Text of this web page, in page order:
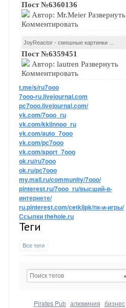
Пост №6360136
Автор: Mr.Meier Развернуть
Комментировать
JoyReactor - смешные картинки ...
Пост №6359451
Автор: lautren Развернуть
Комментировать
t.me/s/ru7ooo
7ooo-ru.livejournal.com
pc7ooo.livejournal.com/
vk.com/7ooo_ru
vk.com/kkiinnoo_ru
vk.com/auto_7ooo
vk.com/pc7ooo
vk.com/sport_7ooo
ok.ru/ru7ooo
ok.ru/pc7ooo
my.mail.ru/community/7ooo/
pinterest.ru/7ooo_ru/высший-в-
интернете/
ru.pinterest.com/cetkijpk/пк-и-игры/
Ссылки thehole.ru
Теги
Все теги
Pirates Pub алюминия бизнес